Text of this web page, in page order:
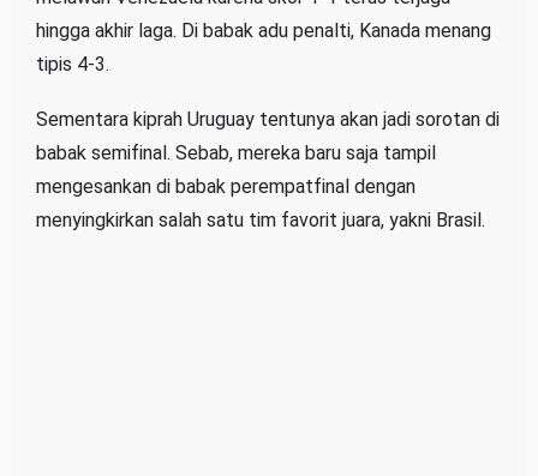
hingga akhir laga. Di babak adu penalti, Kanada menang
tipis 4-3.
Sementara kiprah Uruguay tentunya akan jadi sorotan di
babak semifinal. Sebab, mereka baru saja tampil
mengesankan di babak perempatfinal dengan
menyingkirkan salah satu tim favorit juara, yakni Brasil.